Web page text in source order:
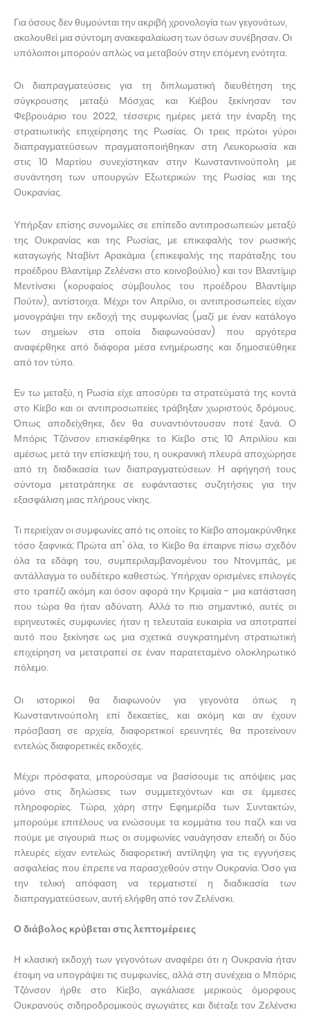
Για όσους δεν θυμούνται την ακριβή χρονολογία των γεγονότων,
ακολουθεί μια σύντομη ανακεφαλαίωση των όσων συνέβησαν. Οι
υπόλοιποι μπορούν απλώς να μεταβούν στην επόμενη ενότητα.
Οι διαπραγματεύσεις για τη διπλωματική διευθέτηση της
σύγκρουσης μεταξύ Μόσχας και Κιέβου ξεκίνησαν τον
Φεβρουάριο του 2022, τέσσερις ημέρες μετά την έναρξη της
στρατιωτικής επιχείρησης της Ρωσίας. Οι τρεις πρώτοι γύροι
διαπραγματεύσεων πραγματοποιήθηκαν στη Λευκορωσία και
στις 10 Μαρτίου συνεχίστηκαν στην Κωνσταντινούπολη με
συνάντηση των υπουργών Εξωτερικών της Ρωσίας και της
Ουκρανίας.
Υπήρξαν επίσης συνομιλίες σε επίπεδο αντιπροσωπειών μεταξύ
της Ουκρανίας και της Ρωσίας, με επικεφαλής τον ρωσικής
καταγωγής Νταβίντ Αρακάμια (επικεφαλής της παράταξης του
προέδρου Βλαντίμιρ Ζελένσκι στο κοινοβούλιο) και τον Βλαντίμιρ
Μεντίνσκι (κορυφαίος σύμβουλος του προέδρου Βλαντίμιρ
Πούτιν), αντίστοιχα. Μέχρι τον Απρίλιο, οι αντιπροσωπείες είχαν
μονογράψει την εκδοχή της συμφωνίας (μαζί με έναν κατάλογο
των σημείων στα οποία διαφωνούσαν) που αργότερα
αναφέρθηκε από διάφορα μέσα ενημέρωσης και δημοσιεύθηκε
από τον τύπο.
Εν τω μεταξύ, η Ρωσία είχε αποσύρει τα στρατεύματά της κοντά
στο Κίεβο και οι αντιπροσωπείες τράβηξαν χωριστούς δρόμους.
Όπως αποδείχθηκε, δεν θα συναντιόντουσαν ποτέ ξανά. Ο
Μπόρις Τζόνσον επισκέφθηκε το Κίεβο στις 10 Απριλίου και
αμέσως μετά την επίσκεψή του, η ουκρανική πλευρά αποχώρησε
από τη διαδικασία των διαπραγματεύσεων. Η αφήγησή τους
σύντομα μετατράπηκε σε ευφάνταστες συζητήσεις για την
εξασφάλιση μιας πλήρους νίκης.
Τι περιείχαν οι συμφωνίες από τις οποίες το Κίεβο απομακρύνθηκε
τόσο ξαφνικά; Πρώτα απ' όλα, το Κίεβο θα έπαιρνε πίσω σχεδόν
όλα τα εδάφη του, συμπεριλαμβανομένου του Ντονμπάς, με
αντάλλαγμα το ουδέτερο καθεστώς. Υπήρχαν ορισμένες επιλογές
στο τραπέζι ακόμη και όσον αφορά την Κριμαία - μια κατάσταση
που τώρα θα ήταν αδύνατη. Αλλά το πιο σημαντικό, αυτές οι
ειρηνευτικές συμφωνίες ήταν η τελευταία ευκαιρία να αποτραπεί
αυτό που ξεκίνησε ως μια σχετικά συγκρατημένη στρατιωτική
επιχείρηση να μετατραπεί σε έναν παρατεταμένο ολοκληρωτικό
πόλεμο.
Οι ιστορικοί θα διαφωνούν για γεγονότα όπως η
Κωνσταντινούπολη επί δεκαετίες, και ακόμη και αν έχουν
πρόσβαση σε αρχεία, διαφορετικοί ερευνητές θα προτείνουν
εντελώς διαφορετικές εκδοχές.
Μέχρι πρόσφατα, μπορούσαμε να βασίσουμε τις απόψεις μας
μόνο στις δηλώσεις των συμμετεχόντων και σε έμμεσες
πληροφορίες. Τώρα, χάρη στην Εφημερίδα των Συντακτών,
μπορούμε επιτέλους να ενώσουμε τα κομμάτια του παζλ και να
πούμε με σιγουριά πως οι συμφωνίες ναυάγησαν επειδή οι δύο
πλευρές είχαν εντελώς διαφορετική αντίληψη για τις εγγυήσεις
ασφαλείας που έπρεπε να παρασχεθούν στην Ουκρανία. Όσο για
την τελική απόφαση να τερματιστεί η διαδικασία των
διαπραγματεύσεων, αυτή ελήφθη από τον Ζελένσκι.
Ο διάβολος κρύβεται στις λεπτομέρειες
Η κλασική εκδοχή των γεγονότων αναφέρει ότι η Ουκρανία ήταν
έτοιμη να υπογράψει τις συμφωνίες, αλλά στη συνέχεια ο Μπόρις
Τζόνσον ήρθε στο Κίεβο, αγκάλιασε μερικούς όμορφους
Ουκρανούς σιδηροδρομικούς αγωγιάτες και διέταξε τον Ζελένσκι